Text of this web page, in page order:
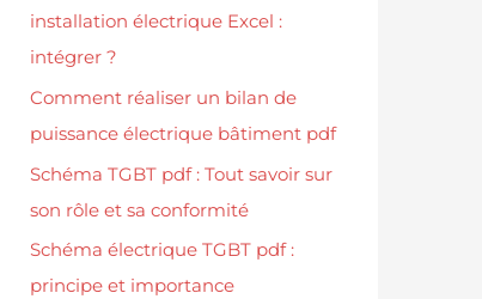
installation électrique Excel :
intégrer ?
Comment réaliser un bilan de
puissance électrique bâtiment pdf
Schéma TGBT pdf : Tout savoir sur
son rôle et sa conformité
Schéma électrique TGBT pdf :
principe et importance